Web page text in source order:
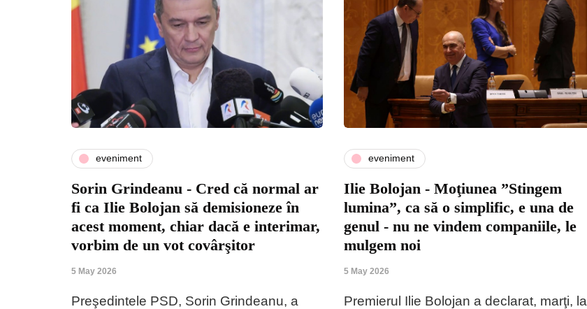
eveniment
Sorin Grindeanu - Cred că normal ar
fi ca Ilie Bolojan să demisioneze în
acest moment, chiar dacă e interimar,
vorbim de un vot covârşitor
5 May 2026
Preşedintele PSD, Sorin Grindeanu, a
eveniment
Ilie Bolojan - Moţiunea ”Stingem
lumina”, ca să o simplific, e una de
genul - nu ne vindem companiile, le
mulgem noi
5 May 2026
Premierul Ilie Bolojan a declarat, marţi, la